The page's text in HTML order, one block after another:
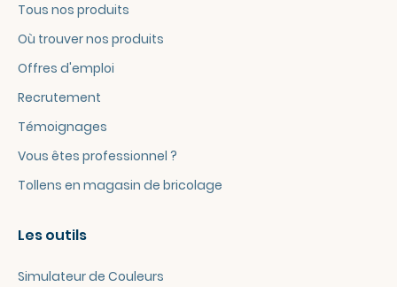
Tous nos produits
Où trouver nos produits
Offres d'emploi
Recrutement
Témoignages
Vous êtes professionnel ?
Tollens en magasin de bricolage
Les outils
Simulateur de Couleurs